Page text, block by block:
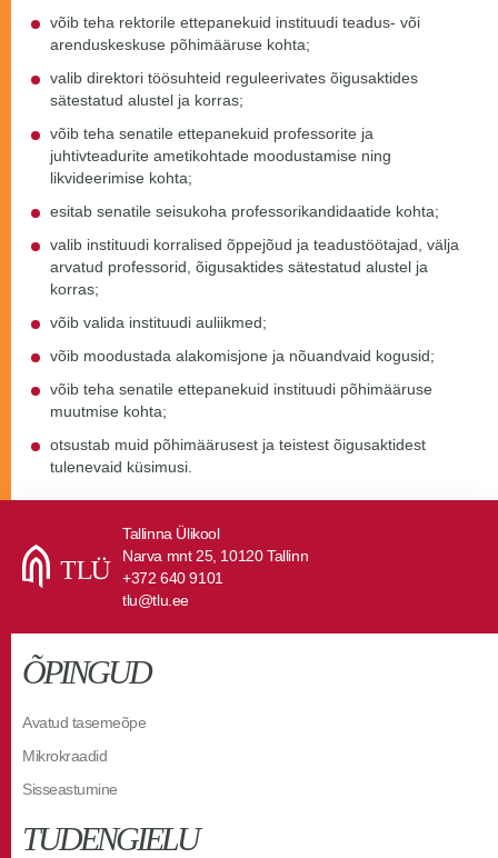
võib teha rektorile ettepanekuid instituudi teadus- või
arenduskeskuse põhimääruse kohta;
valib direktori töösuhteid reguleerivates õigusaktides
sätestatud alustel ja korras;
võib teha senatile ettepanekuid professorite ja
juhtivteadurite ametikohtade moodustamise ning
likvideerimise kohta;
esitab senatile seisukoha professorikandidaatide kohta;
valib instituudi korralised õppejõud ja teadustöötajad, välja
arvatud professorid, õigusaktides sätestatud alustel ja
korras;
võib valida instituudi auliikmed;
võib moodustada alakomisjone ja nõuandvaid kogusid;
võib teha senatile ettepanekuid instituudi põhimääruse
muutmise kohta;
otsustab muid põhimäärusest ja teistest õigusaktidest
tulenevaid küsimusi.
Tallinna Ülikool
Narva mnt 25, 10120 Tallinn
+372 640 9101
tlu@tlu.ee
ÕPINGUD
Avatud tasemeõpe
Mikrokraadid
Sisseastumine
TUDENGIELU